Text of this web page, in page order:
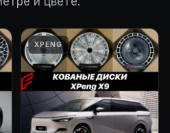
XPENG